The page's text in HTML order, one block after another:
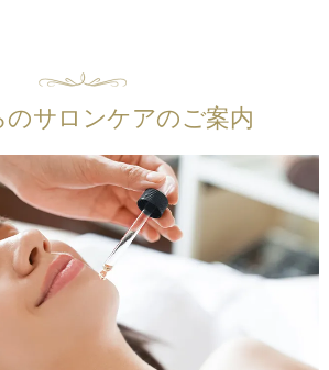
のサロンケアのご案内